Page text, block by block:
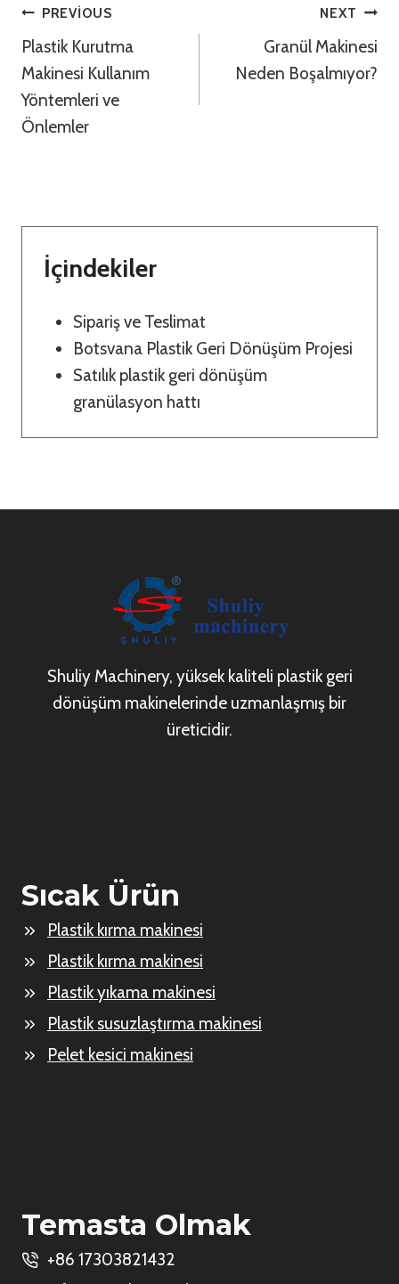
Yazı
Gezinmesi
PREVIOUS
Plastik Kurutma
Makinesi Kullanım
Yöntemleri ve
Önlemler
NEXT
Granül Makinesi
Neden Boşalmıyor?
İçindekiler
Sipariş ve Teslimat
Botsvana Plastik Geri Dönüşüm Projesi
Satılık plastik geri dönüşüm
granülasyon hattı
Shuliy Machinery, yüksek kaliteli plastik geri
dönüşüm makinelerinde uzmanlaşmış bir
üreticidir.
Sıcak Ürün
Plastik kırma makinesi
Plastik kırma makinesi
Plastik yıkama makinesi
Plastik susuzlaştırma makinesi
Pelet kesici makinesi
Temasta Olmak
+86 17303821432